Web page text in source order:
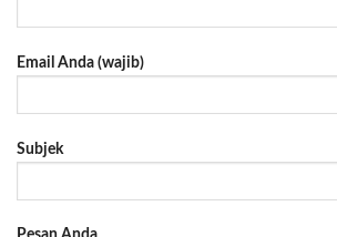
Email Anda (wajib)
Subjek